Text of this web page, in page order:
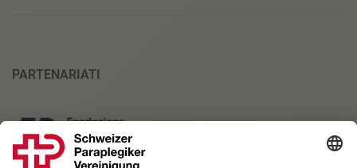
PARTENARIATI